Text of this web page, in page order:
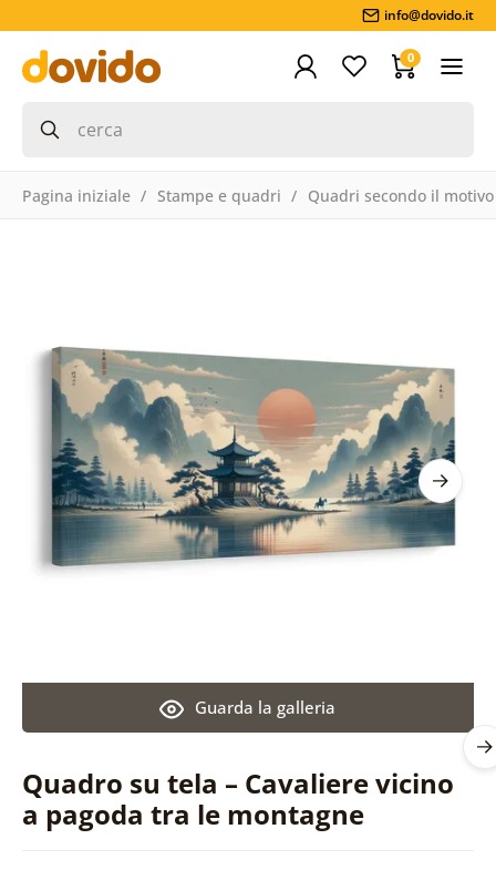
info@dovido.it
0
Pagina iniziale Stampe e quadri Quadri secondo il motivo
Quadro su tela – Cavaliere vicino
a pagoda tra le montagne
Guarda la galleria